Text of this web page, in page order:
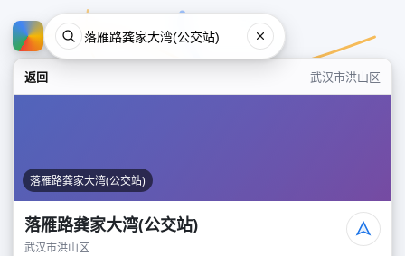
返回 武汉市洪山区
落雁路龚家大湾(公交站)
落雁路龚家大湾(公交站)
武汉市洪山区